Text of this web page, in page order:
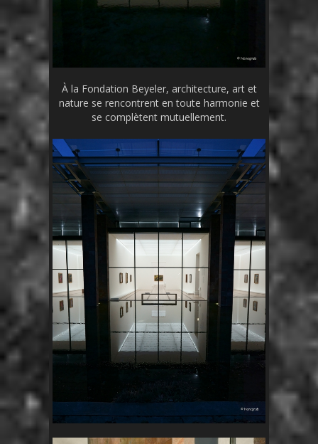
À la Fondation Beyeler, architecture, art et
nature se rencontrent en toute harmonie et
se complètent mutuellement.